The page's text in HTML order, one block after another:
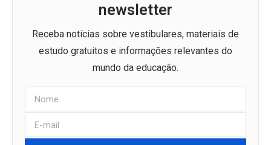
newsletter
Receba notícias sobre vestibulares, materiais de
estudo gratuitos e informações relevantes do
mundo da educação.